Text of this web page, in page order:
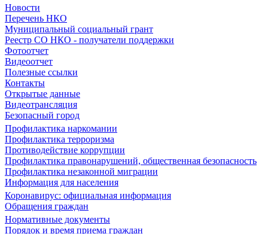
Новости
Перечень НКО
Муниципальный социальный грант
Реестр СО НКО - получатели поддержки
Фотоотчет
Видеоотчет
Полезные ссылки
Контакты
Открытые данные
Видеотрансляция
Безопасный город
Профилактика наркомании
Профилактика терроризма
Противодействие коррупции
Профилактика правонарушений, общественная безопасность
Профилактика незаконной миграции
Информация для населения
Коронавирус: официальная информация
Обращения граждан
Нормативные документы
Порядок и время приема граждан